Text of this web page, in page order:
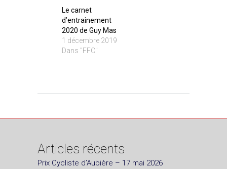
Le carnet
d’entrainement
2020 de Guy Mas
1 décembre 2019
Dans "FFC"
Articles récents
Prix Cycliste d’Aubière – 17 mai 2026